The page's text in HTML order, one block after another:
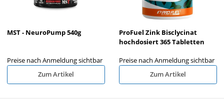
MST - NeuroPump 540g
Preise nach Anmeldung sichtbar
Zum Artikel
ProFuel Zink Bisclycinat
hochdosiert 365 Tabletten
Preise nach Anmeldung sichtbar
Zum Artikel